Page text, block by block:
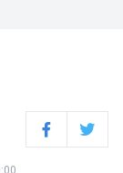
FacebookTwitter